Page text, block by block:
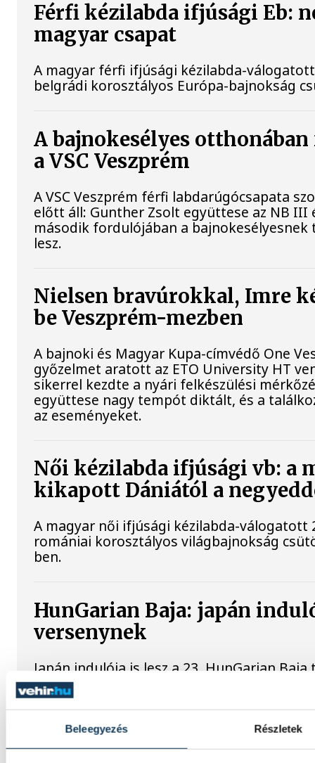
Beleegyezés Részletek
Férfi kézilabda ifjúsági Eb:
magyar csapat
A magyar férfi ifjúsági kézilabda-
belgrádi korosztályos Európa-bajnokság
A bajnokesélyes
a VSC Veszprém
A VSC Veszprém férfi labdarúgócsapata
előtt áll: Gunther Zsolt együttese az NB
második fordulójában a
lesz.
Nielsen bravúrokkal, Imre
be Veszprém-mezben
A bajnoki és Magyar Kupa-címvédő One
győzelmet aratott az ETO University HT
sikerrel kezdte a nyári felkészülési
együttese nagy tempót diktált, és a
az eseményeket.
Női kézilabda ifjúsági vb: a
kikapott Dániától a
A magyar női ifjúsági kézilabda-
romániai korosztályos világbajnokság
ben.
HunGarian Baja: japán
versenynek
Japán indulója is lesz a 23. HunGarian
jövő héten csütörtöktől szombatig
Vitális Milán négy évre írt